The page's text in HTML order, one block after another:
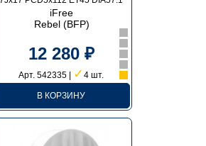
iFree
Rebel (BFP)
12 280 ₽
Арт. 542335 | ✓4 шт.
В КОРЗИНУ